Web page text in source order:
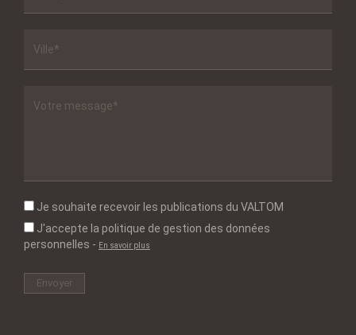
Je souhaite recevoir les publications du VALTOM
J'accepte la politique de gestion des données
personnelles - En savoir plus